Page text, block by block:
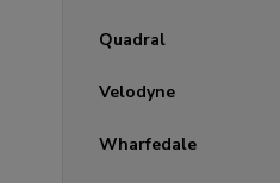
Quadral
Velodyne
Wharfedale